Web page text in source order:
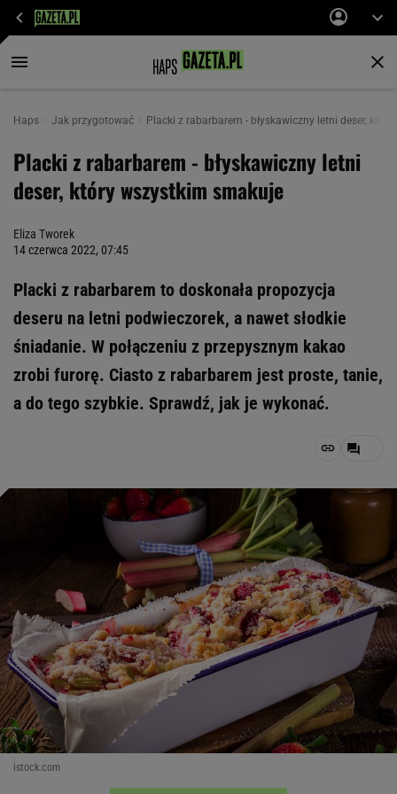
Haps Jak przygotować Placki z rabarbarem - błyskawiczny letni deser,
Placki z rabarbarem - błyskawiczny letni
deser, który wszystkim smakuje
Eliza Tworek
14 czerwca 2022, 07:45
Placki z rabarbarem to doskonała propozycja
deseru na letni podwieczorek, a nawet słodkie
śniadanie. W połączeniu z przepysznym kakao
zrobi furorę. Ciasto z rabarbarem jest proste, tanie,
a do tego szybkie. Sprawdź, jak je wykonać.
istock.com